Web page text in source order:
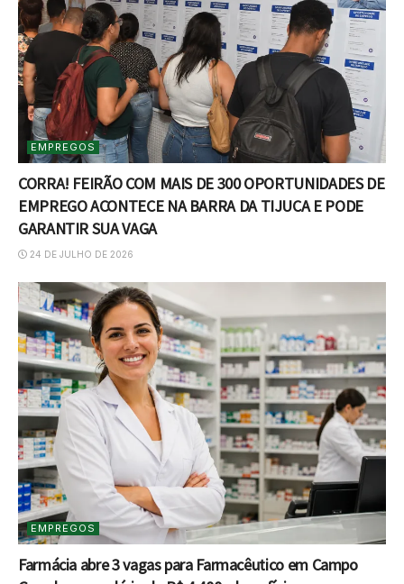
EMPREGOS
CORRA! FEIRÃO COM MAIS DE 300 OPORTUNIDADES DE
EMPREGO ACONTECE NA BARRA DA TIJUCA E PODE
GARANTIR SUA VAGA
24 DE JULHO DE 2026
EMPREGOS
Farmácia abre 3 vagas para Farmacêutico em Campo